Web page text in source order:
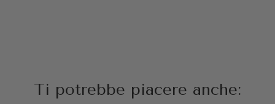
Ti potrebbe piacere anche: